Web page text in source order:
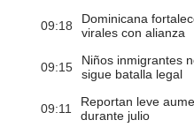
09:18
Dominicana
virales con alianza
09:15
Niños inmigrantes
sigue batalla legal
09:11
Reportan leve
durante julio